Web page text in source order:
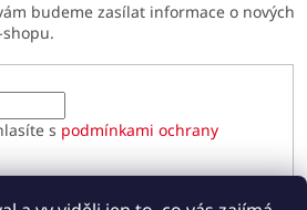
budeme zasílat informace o nových
s podmínkami ochrany